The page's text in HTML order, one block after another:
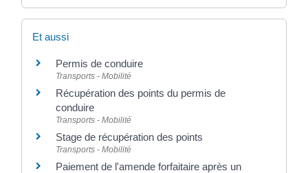
Et aussi
Permis de conduire
Transports - Mobilité
Récupération des points du permis de
conduire
Transports - Mobilité
Stage de récupération des points
Transports - Mobilité
Paiement de l'amende forfaitaire après un